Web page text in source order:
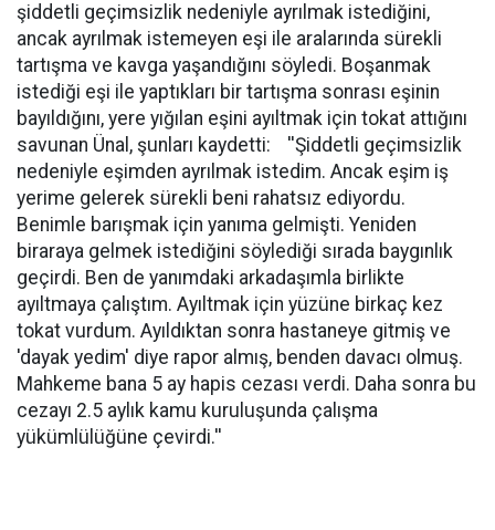
şiddetli geçimsizlik nedeniyle ayrılmak istediğini,
ancak ayrılmak istemeyen eşi ile aralarında sürekli
tartışma ve kavga yaşandığını söyledi. Boşanmak
istediği eşi ile yaptıkları bir tartışma sonrası eşinin
bayıldığını, yere yığılan eşini ayıltmak için tokat attığını
savunan Ünal, şunları kaydetti: ''Şiddetli geçimsizlik
nedeniyle eşimden ayrılmak istedim. Ancak eşim iş
yerime gelerek sürekli beni rahatsız ediyordu.
Benimle barışmak için yanıma gelmişti. Yeniden
biraraya gelmek istediğini söylediği sırada baygınlık
geçirdi. Ben de yanımdaki arkadaşımla birlikte
ayıltmaya çalıştım. Ayıltmak için yüzüne birkaç kez
tokat vurdum. Ayıldıktan sonra hastaneye gitmiş ve
'dayak yedim' diye rapor almış, benden davacı olmuş.
Mahkeme bana 5 ay hapis cezası verdi. Daha sonra bu
cezayı 2.5 aylık kamu kuruluşunda çalışma
yükümlülüğüne çevirdi.''